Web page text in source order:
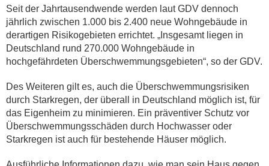
Seit der Jahrtausendwende werden laut GDV dennoch
jährlich zwischen 1.000 bis 2.400 neue Wohngebäude in
derartigen Risikogebieten errichtet. „Insgesamt liegen in
Deutschland rund 270.000 Wohngebäude in
hochgefährdeten Überschwemmungsgebieten“, so der GDV.
Des Weiteren gilt es, auch die Überschwemmungsrisiken
durch Starkregen, der überall in Deutschland möglich ist, für
das Eigenheim zu minimieren. Ein präventiver Schutz vor
Überschwemmungsschäden durch Hochwasser oder
Starkregen ist auch für bestehende Häuser möglich.